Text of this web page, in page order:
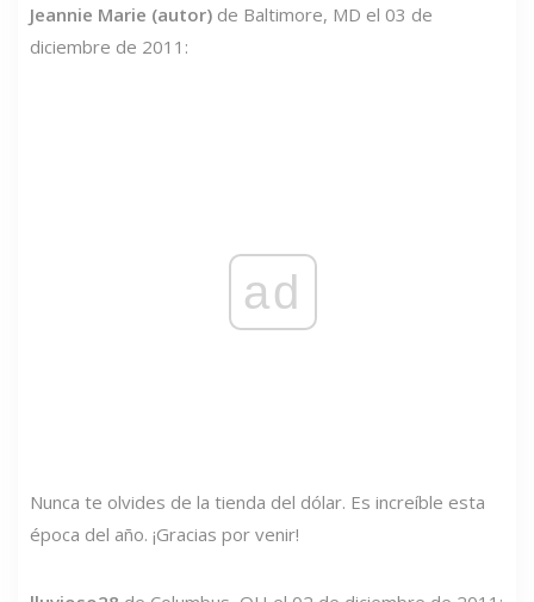
Jeannie Marie (autor) de Baltimore, MD el 03 de
diciembre de 2011:
ad
Nunca te olvides de la tienda del dólar. Es increíble esta
época del año. ¡Gracias por venir!